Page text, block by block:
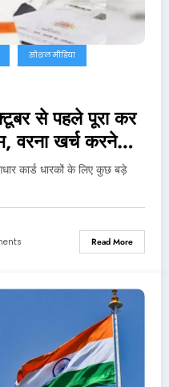
सोशल मीडिया
से पहले पूरा कर
वरना खर्च करने
कार्ड धारकों के लिए कुछ बड़े
Read More